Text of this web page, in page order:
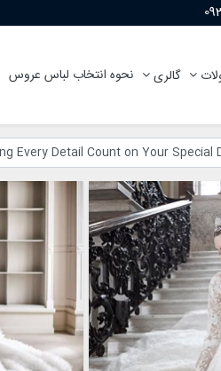
گالری نحوه انتخاب لباس عروس